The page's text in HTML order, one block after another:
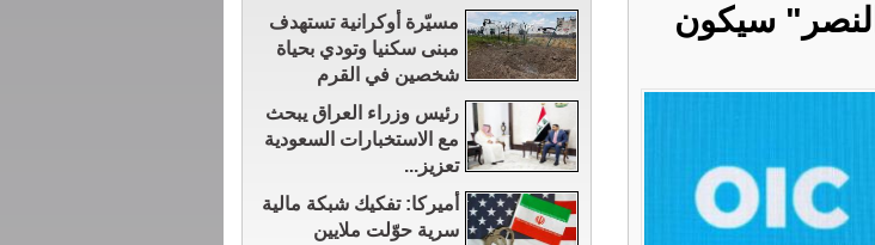
سيكون
مسيّرة أوكرانية تستهدف
مبنى سكنيا وتودي بحياة
شخصين في القرم
رئيس وزراء العراق يبحث
مع الاستخبارات السعودية
تعزيز...
أميركا: تفكيك شبكة مالية
سرية حوّلت ملايين